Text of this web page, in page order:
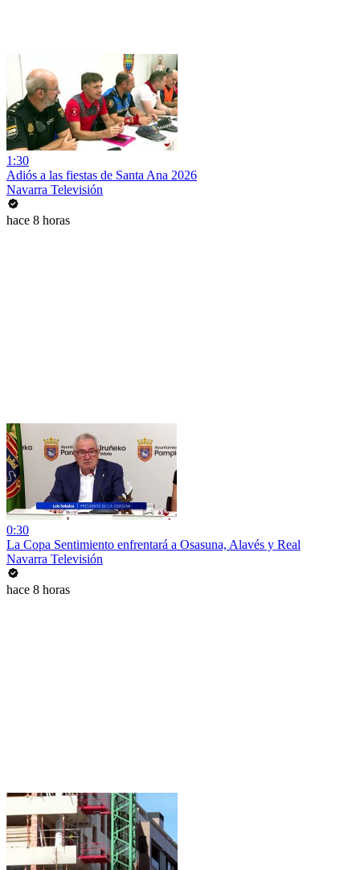
1:30
Adiós a las fiestas de Santa Ana 2026
Navarra Televisión
hace 8 horas
0:30
La Copa Sentimiento enfrentará a Osasuna, Alavés y Real
Navarra Televisión
hace 8 horas